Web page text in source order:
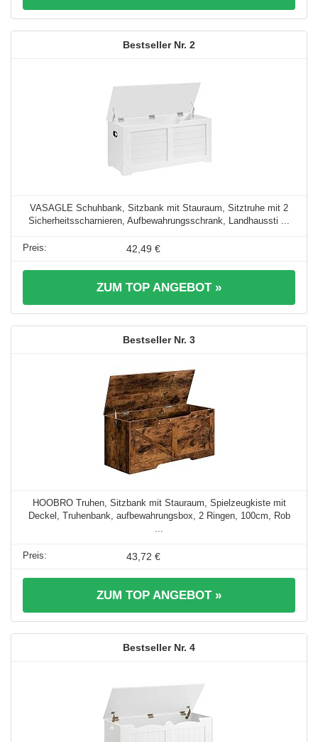
2
VASAGLE Schuhbank, Sitzbank mit Stauraum, Sitztruhe mit 2
Sicherheitsscharnieren, Aufbewahrungsschrank, Landhaussti ...
42,49 €
ZUM TOP ANGEBOT »
3
HOOBRO Truhen, Sitzbank mit Stauraum, Spielzeugkiste mit
Deckel, Truhenbank, aufbewahrungsbox, 2 Ringen, 100cm, Rob
43,72 €
ZUM TOP ANGEBOT »
4